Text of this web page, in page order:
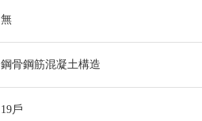
無
鋼骨鋼筋混凝土構造
19戶